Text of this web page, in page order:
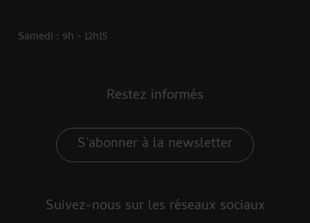
Samedi : 9h - 12h15
Restez informés
S'abonner à la newsletter
Suivez-nous sur les réseaux sociaux